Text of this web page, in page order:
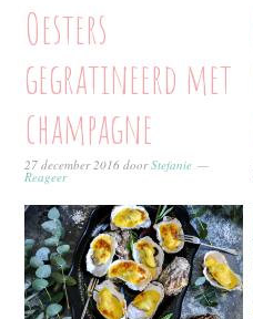
Oesters
gegratineerd met
champagne
27 december 2016 doorStefanie
Reageer